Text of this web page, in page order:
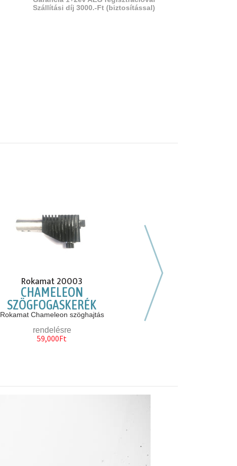
Szállítási díj 3000.-Ft (biztosítással)
Rokamat 20003
CHAMELEON
SZÖGFOGASKERÉK
Rokamat Chameleon szöghajtás
rendelésre
59,000Ft
SKATE
Következő hasonló